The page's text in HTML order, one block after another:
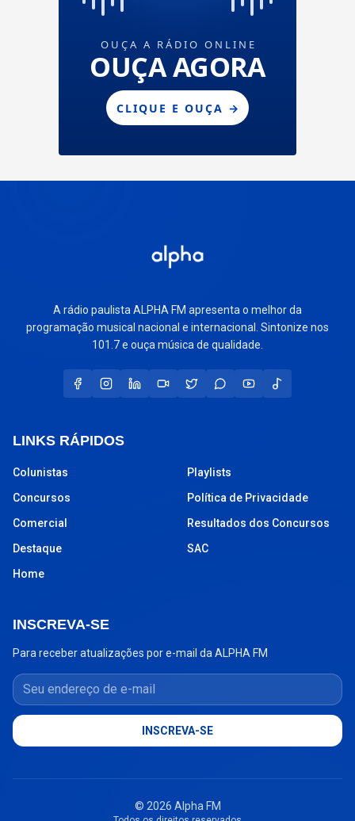
A rádio paulista ALPHA FM apresenta o melhor da
programação musical nacional e internacional. Sintonize nos
101.7 e ouça música de qualidade.
LINKS RÁPIDOS
Colunistas
Concursos
Comercial
Destaque
Home
Playlists
Política de Privacidade
Resultados dos Concursos
SAC
INSCREVA-SE
Para receber atualizações por e-mail da ALPHA FM
Seu endereço de e-mail
INSCREVA-SE
© 2026 Alpha FM